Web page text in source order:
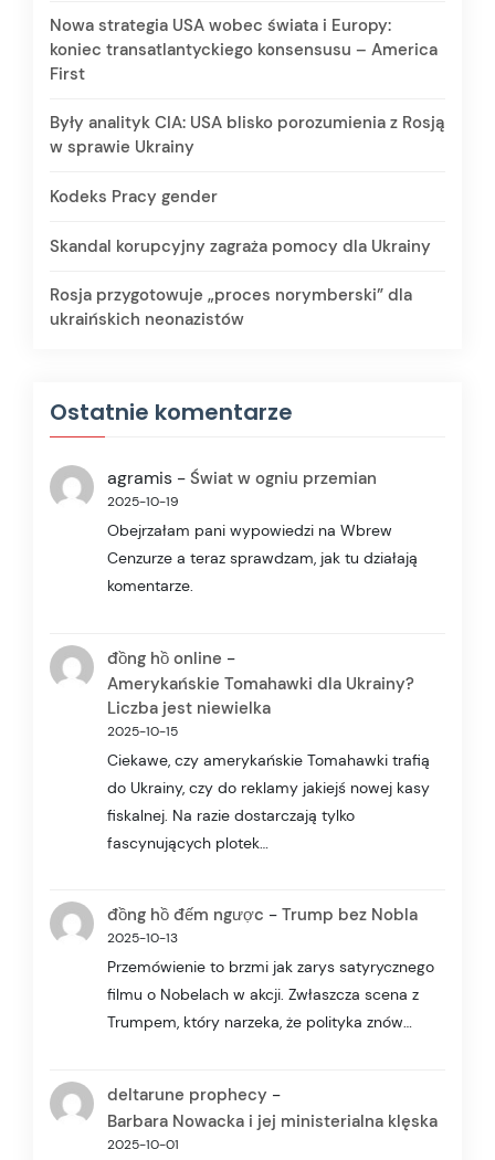
Nowa strategia USA wobec świata i Europy:
koniec transatlantyckiego konsensusu – America
First
Były analityk CIA: USA blisko porozumienia z Rosją
w sprawie Ukrainy
Kodeks Pracy gender
Skandal korupcyjny zagraża pomocy dla Ukrainy
Rosja przygotowuje „proces norymberski” dla
ukraińskich neonazistów
Ostatnie komentarze
agramis - Świat w ogniu przemian
2025-10-19
Obejrzałam pani wypowiedzi na Wbrew
Cenzurze a teraz sprawdzam, jak tu działają
komentarze.
đồng hồ online -
Amerykańskie Tomahawki dla Ukrainy?
Liczba jest niewielka
2025-10-15
Ciekawe, czy amerykańskie Tomahawki trafią
do Ukrainy, czy do reklamy jakiejś nowej kasy
fiskalnej. Na razie dostarczają tylko
fascynujących plotek…
đồng hồ đếm ngược - Trump bez Nobla
2025-10-13
Przemówienie to brzmi jak zarys satyrycznego
filmu o Nobelach w akcji. Zwłaszcza scena z
Trumpem, który narzeka, że polityka znów…
deltarune prophecy -
Barbara Nowacka i jej ministerialna klęska
2025-10-01